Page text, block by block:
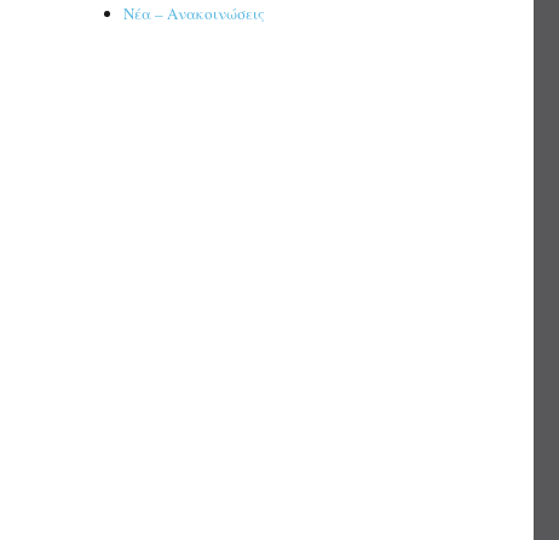
Νέα – Ανακοινώσεις